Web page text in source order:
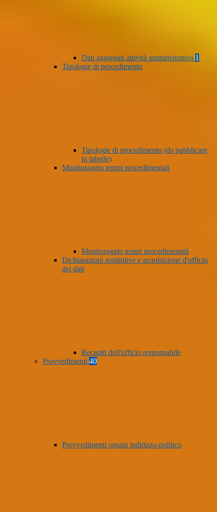
Dati aggregati attività amministrativa 1
Tipologie di procedimento
Tipologie di procedimento (da pubblicare
in tabelle)
Monitoraggio tempi procedimentali
Monitoraggio tempi procedimentali
Dichiarazioni sostitutive e acquisizione d'ufficio
dei dati
Recapiti dell'ufficio responsabile
Provvedimenti 40
Provvedimenti organi indirizzo-politico